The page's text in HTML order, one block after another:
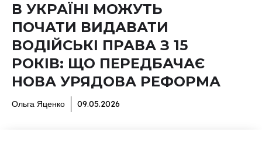
В УКРАЇНІ МОЖУТЬ
ПОЧАТИ ВИДАВАТИ
ВОДІЙСЬКІ ПРАВА З 15
РОКІВ: ЩО ПЕРЕДБАЧАЄ
НОВА УРЯДОВА РЕФОРМА
Ольга Яценко 09.05.2026